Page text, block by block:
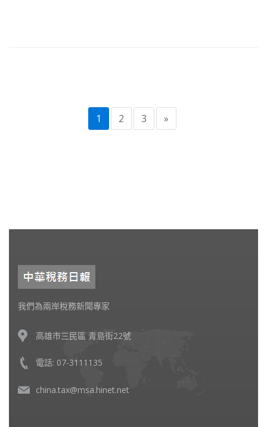
1 2 3 »
我們為兩岸稅務新聞專家
高雄市三民區 青島街22號
電話: 07-3111135
china.tax@msa.hinet.net